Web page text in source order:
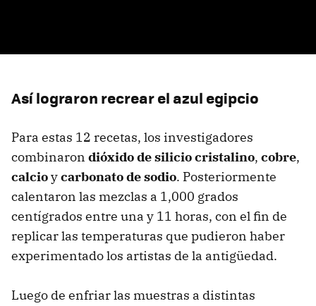
Así lograron recrear el azul egipcio
Para estas 12 recetas, los investigadores
combinaron dióxido de silicio cristalino, cobre,
calcioycarbonato de sodio. Posteriormente
calentaron las mezclas a 1,000 grados
centígrados entre una y 11 horas, con el fin de
replicar las temperaturas que pudieron haber
experimentado los artistas de la antigüedad.
Luego de enfriar las muestras a distintas